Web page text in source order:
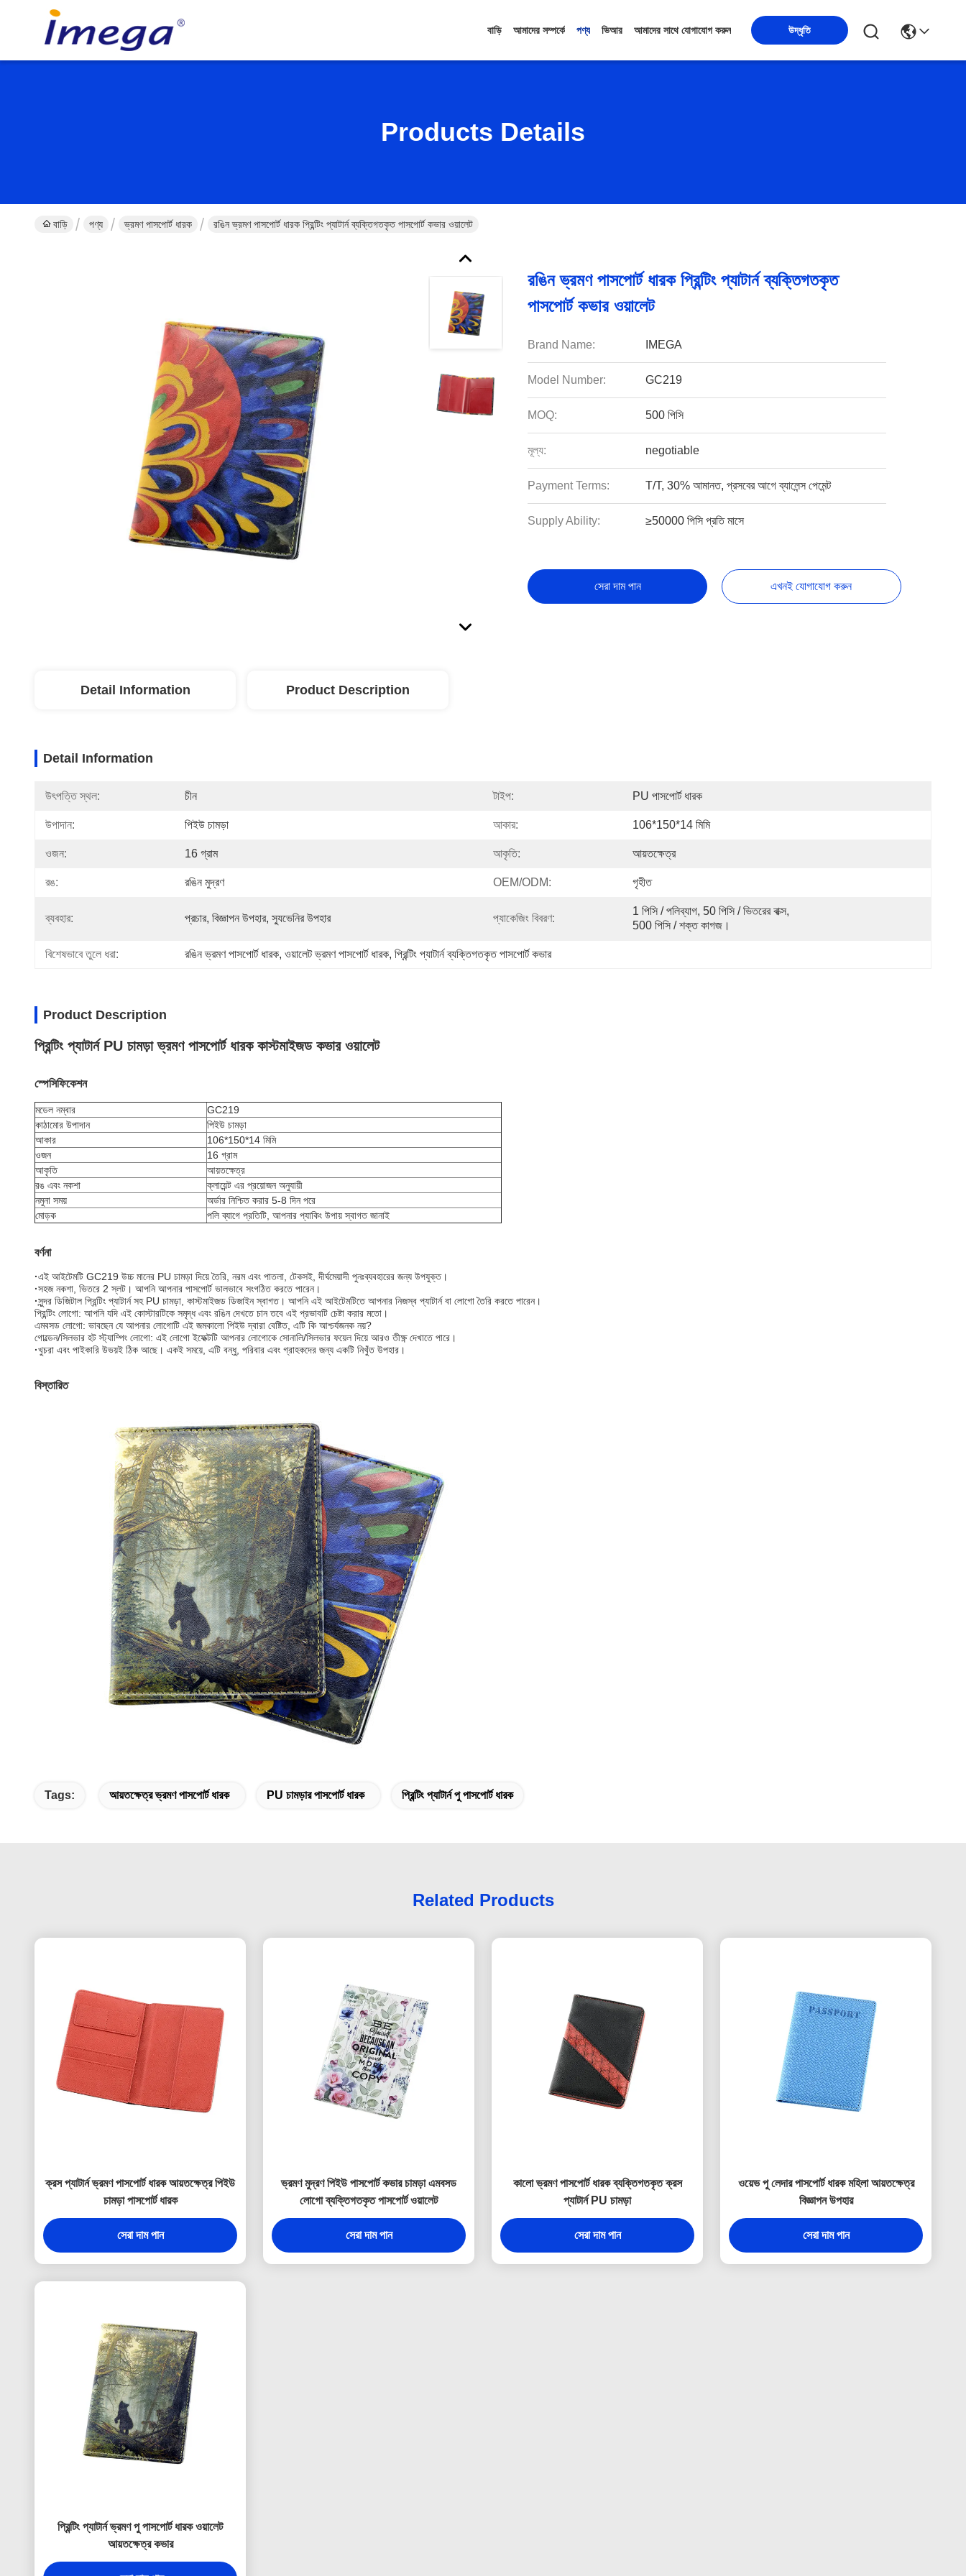
বাড়ি আমাদের সম্পর্কে পণ্য ভিআর আমাদের সাথে যোগাযোগ করুন উদ্ধৃতি
Products Details
বাড়ি পণ্য ভ্রমণ পাসপোর্ট ধারক রঙিন ভ্রমণ পাসপোর্ট ধারক প্রিন্টিং প্যাটার্ন ব্যক্তিগতকৃত পাসপোর্ট কভার ওয়ালেট
রঙিন ভ্রমণ পাসপোর্ট ধারক প্রিন্টিং প্যাটার্ন ব্যক্তিগতকৃত
পাসপোর্ট কভার ওয়ালেট
Brand Name: IMEGA
Model Number: GC219
MOQ: 500 পিসি
মূল্য: negotiable
Payment Terms: T/T, 30% আমানত, প্রসবের আগে ব্যালেন্স পেমেন্ট
Supply Ability: ≥50000 পিসি প্রতি মাসে
সেরা দাম পান এখনই যোগাযোগ করুন
Detail Information Product Description
Detail Information
উৎপত্তি স্থল: চীন টাইপ: PU পাসপোর্ট ধারক
উপাদান: পিইউ চামড়া আকার: 106*150*14 মিমি
ওজন: 16 গ্রাম আকৃতি: আয়তক্ষেত্র
রঙ: রঙিন মুদ্রণ OEM/ODM: গৃহীত
ব্যবহার: প্রচার, বিজ্ঞাপন উপহার, স্যুভেনির উপহার প্যাকেজিং বিবরণ:
1 পিসি / পলিব্যাগ, 50 পিসি / ভিতরের বাক্স,
500 পিসি / শক্ত কাগজ।
বিশেষভাবে তুলে ধরা: রঙিন ভ্রমণ পাসপোর্ট ধারক, ওয়ালেট ভ্রমণ পাসপোর্ট ধারক, প্রিন্টিং প্যাটার্ন ব্যক্তিগতকৃত পাসপোর্ট কভার
Product Description
প্রিন্টিং প্যাটার্ন PU চামড়া ভ্রমণ পাসপোর্ট ধারক কাস্টমাইজড কভার ওয়ালেট
স্পেসিফিকেশন
মডেল নম্বার
GC219
কাঠামোর উপাদান
পিইউ চামড়া
আকার
106*150*14 মিমি
ওজন
16 গ্রাম
আকৃতি
আয়তক্ষেত্র
রঙ এবং নকশা
ক্লায়েন্ট এর প্রয়োজন অনুযায়ী
নমুনা সময়
অর্ডার নিশ্চিত করার 5-8 দিন পরে
মোড়ক
পলি ব্যাগে প্রতিটি, আপনার প্যাকিং উপায় স্বাগত জানাই
বর্ণনা
·এই আইটেমটি GC219 উচ্চ মানের PU চামড়া দিয়ে তৈরি, নরম এবং পাতলা, টেকসই, দীর্ঘমেয়াদী পুনঃব্যবহারের জন্য উপযুক্ত।
·সহজ নকশা, ভিতরে 2 স্লট। আপনি আপনার পাসপোর্ট ভালভাবে সংগঠিত করতে পারেন।
·সুন্দর ডিজিটাল প্রিন্টিং প্যাটার্ন সহ PU চামড়া, কাস্টমাইজড ডিজাইন স্বাগত। আপনি এই আইটেমটিতে আপনার নিজস্ব প্যাটার্ন বা লোগো তৈরি করতে পারেন।
প্রিন্টিং লোগো: আপনি যদি এই কোস্টারটিকে সমৃদ্ধ এবং রঙিন দেখতে চান তবে এই প্রভাবটি চেষ্টা করার মতো।
এমবসড লোগো: ভাবছেন যে আপনার লোগোটি এই জমকালো পিইউ দ্বারা বেষ্টিত, এটি কি আশ্চর্যজনক নয়?
গোল্ডেন/সিলভার হট স্ট্যাম্পিং লোগো: এই লোগো ইফেক্টটি আপনার লোগোকে সোনালি/সিলভার ফয়েল দিয়ে আরও তীক্ষ্ণ দেখাতে পারে।
·খুচরা এবং পাইকারি উভয়ই ঠিক আছে। একই সময়ে, এটি বন্ধু, পরিবার এবং গ্রাহকদের জন্য একটি নিখুঁত উপহার।
বিস্তারিত
Tags: আয়তক্ষেত্র ভ্রমণ পাসপোর্ট ধারক PU চামড়ার পাসপোর্ট ধারক প্রিন্টিং প্যাটার্ন পু পাসপোর্ট ধারক
Related Products
ক্রস প্যাটার্ন ভ্রমণ পাসপোর্ট ধারক আয়তক্ষেত্র পিইউ
চামড়া পাসপোর্ট ধারক
সেরা দাম পান
ভ্রমণ মুদ্রণ পিইউ পাসপোর্ট কভার চামড়া এমবসড
লোগো ব্যক্তিগতকৃত পাসপোর্ট ওয়ালেট
সেরা দাম পান
কালো ভ্রমণ পাসপোর্ট ধারক ব্যক্তিগতকৃত ক্রস
প্যাটার্ন PU চামড়া
সেরা দাম পান
ওয়েভ পু লেদার পাসপোর্ট ধারক মহিলা আয়তক্ষেত্র
বিজ্ঞাপন উপহার
সেরা দাম পান
প্রিন্টিং প্যাটার্ন ভ্রমণ পু পাসপোর্ট ধারক ওয়ালেট
আয়তক্ষেত্র কভার